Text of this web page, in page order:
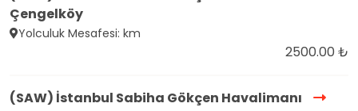
Çengelköy
Yolculuk Mesafesi: km
2500.00 ₺
(SAW) İstanbul Sabiha Gökçen Havalimanı